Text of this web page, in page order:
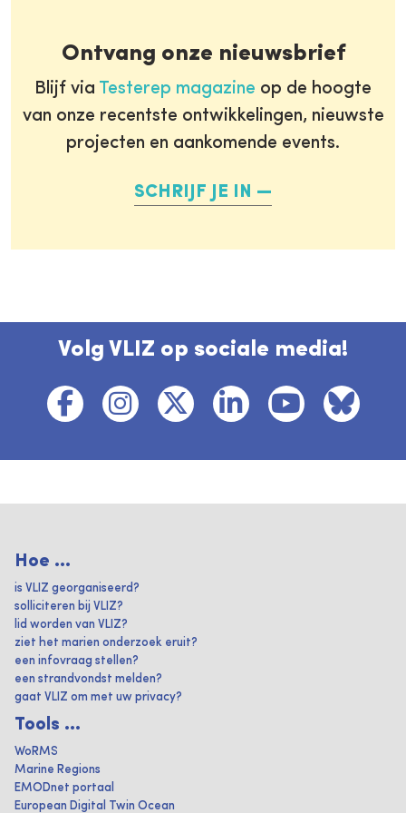
Ontvang onze nieuwsbrief
Blijf via Testerep magazine op de hoogte
van onze recentste ontwikkelingen, nieuwste
projecten en aankomende events.
SCHRIJF JE IN
Volg VLIZ op sociale media!
Hoe ...
is VLIZ georganiseerd?
solliciteren bij VLIZ?
lid worden van VLIZ?
ziet het marien onderzoek eruit?
een infovraag stellen?
een strandvondst melden?
gaat VLIZ om met uw privacy?
Tools ...
WoRMS
Marine Regions
EMODnet portaal
European Digital Twin Ocean